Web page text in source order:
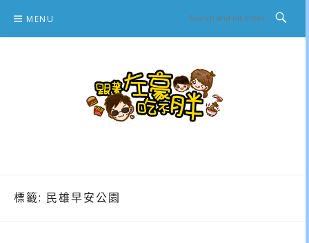
content
MENU
標籤: 民雄早安公園